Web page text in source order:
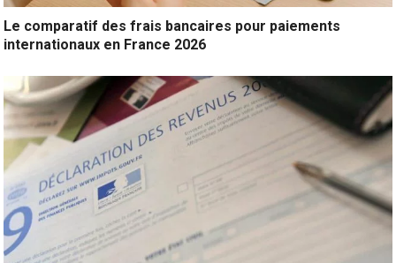
Le comparatif des frais bancaires pour paiements
internationaux en France 2026